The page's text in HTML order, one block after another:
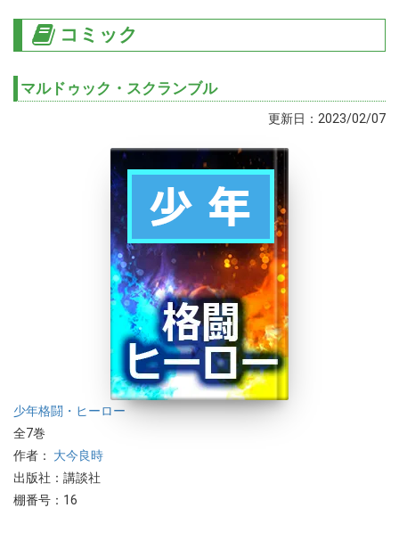
コミック
マルドゥック・スクランブル
更新日：2023/02/07
少年格闘・ヒーロー
全7巻
作者： 大今良時
出版社：講談社
棚番号：16